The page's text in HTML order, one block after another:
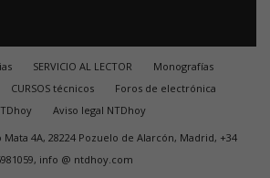
SERVICIO AL LECTOR
Monografías
CURSOS técnicos
Foros de electrónica
Aviso legal NTDhoy
Mata 4A, 28224 Pozuelo de Alarcón, Madrid, +34
info @ ntdhoy.com